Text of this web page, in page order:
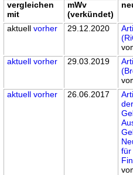
vergleichen
mit
mWv
(verkündet)
aktuellvorher 29.12.2020
aktuell vorher 29.03.2019
aktuell vorher 26.06.2017
für